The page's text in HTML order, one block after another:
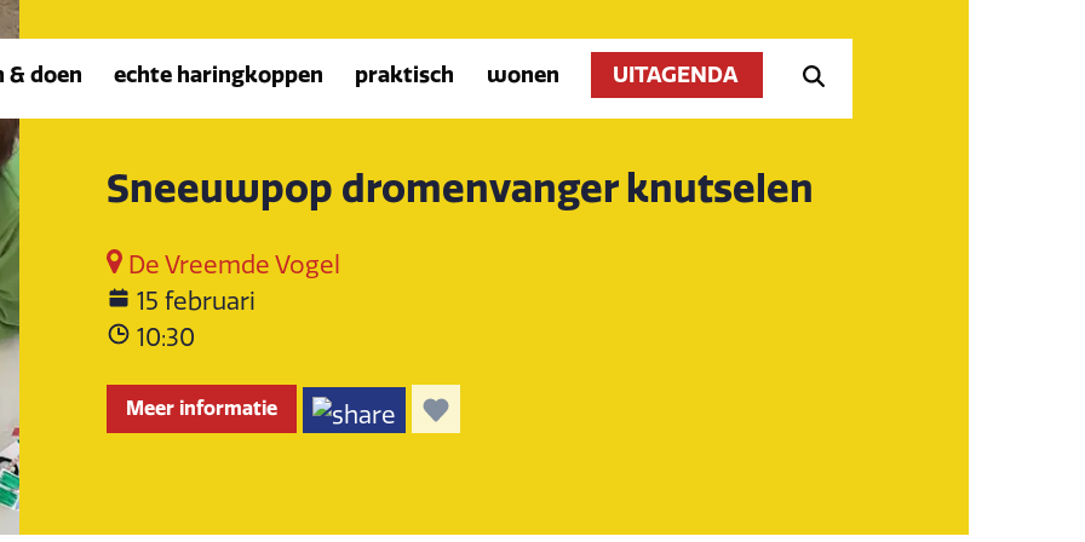
& doen echte haringkoppen praktisch wonen UITAGENDA
Sneeuwpop dromenvanger knutselen
De Vreemde Vogel
15 februari
10:30
Meer informatie